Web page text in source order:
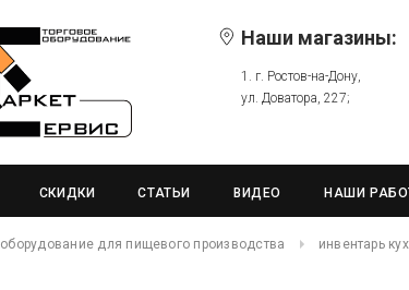
Наши магазины:
1. г. Ростов-на-Дону,
ул. Доватора, 227;
СКИДКИ СТАТЬИ ВИДЕО НАШИ
оборудование для пищевого производства инвентарь